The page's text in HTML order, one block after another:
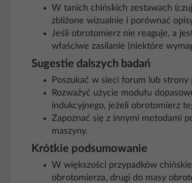
W tanich chińskich zestawach
zbliżone wizualnie i porównać
Jeśli obrotomierz nie reaguje, a
właściwe zasilanie (niektóre
Sugestie dalszych badań
Poszukać w sieci forum lub
Rozważyć użycie modułu
indukcyjnego, jeżeli obrotomierz
Zapoznać się z innymi metodami
maszyny.
Krótkie podsumowanie
W większości przypadków
obrotomierza, drugi do masy